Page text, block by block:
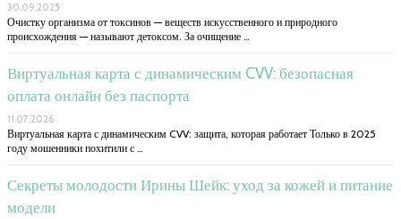
30.09.2025
Очистку организма от токсинов — веществ искусственного и природного
происхождения — называют детоксом. За очищение …
Виртуальная карта с динамическим CVV: безопасная
оплата онлайн без паспорта
11.07.2026
Виртуальная карта с динамическим CVV: защита, которая работает Только в 2025
году мошенники похитили с …
Секреты молодости Ирины Шейк: уход за кожей и питание
модели